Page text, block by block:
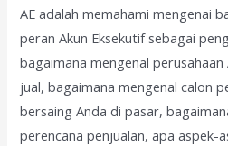
AE adalah memahami mengenai
peran Akun Eksekutif sebagai
bagaimana mengenal
jual, bagaimana mengenal calon
bersaing Anda di pasar,
perencana penjualan, apa aspek-